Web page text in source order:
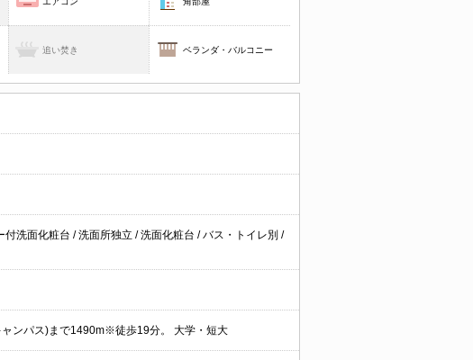
追い焚き ベランダ・バルコニー
付洗面化粧台 /洗面所独立 /洗面化粧台 /バス・トイレ別 /
ンパス)まで1490m※徒歩19分。 大学・短大